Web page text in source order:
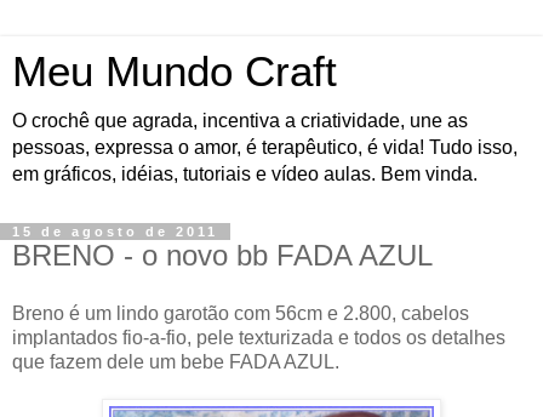
Meu Mundo Craft
O crochê que agrada, incentiva a criatividade, une as
pessoas, expressa o amor, é terapêutico, é vida! Tudo isso,
em gráficos, idéias, tutoriais e vídeo aulas. Bem vinda.
15 de agosto de 2011
BRENO - o novo bb FADA AZUL
Breno é um lindo garotão com 56cm e 2.800, cabelos
implantados fio-a-fio, pele texturizada e todos os detalhes
que fazem dele um bebe FADA AZUL.